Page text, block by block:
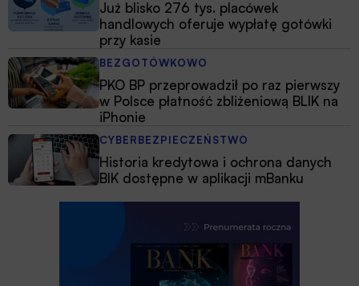
Już blisko 276 tys. placówek
handlowych oferuje wypłatę gotówki
przy kasie
BEZGOTÓWKOWO
PKO BP przeprowadził po raz pierwszy
w Polsce płatność zbliżeniową BLIK na
iPhonie
CYBERBEZPIECZEŃSTWO
Historia kredytowa i ochrona danych
BIK dostępne w aplikacji mBanku